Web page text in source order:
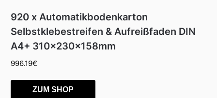
920 x Automatikbodenkarton
Selbstklebestreifen & Aufreißfaden DIN
A4+ 310x230x158mm
996.19€
ZUM SHOP